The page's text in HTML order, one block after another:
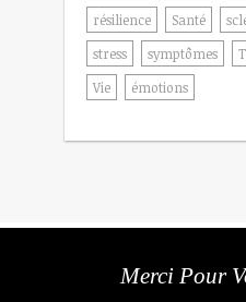
résilience
Santé
stress
symptômes
Vie
émotions
Merci Pour